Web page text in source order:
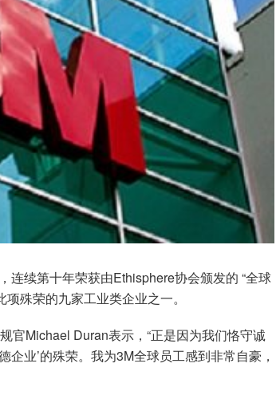
续第十年荣获由Ethisphere协会颁发的 “全球
殊荣的九家工业类企业之一。
官Michael Duran表示，“正是因为我们恪守诚
业’的殊荣。我为3M全球员工感到非常自豪，